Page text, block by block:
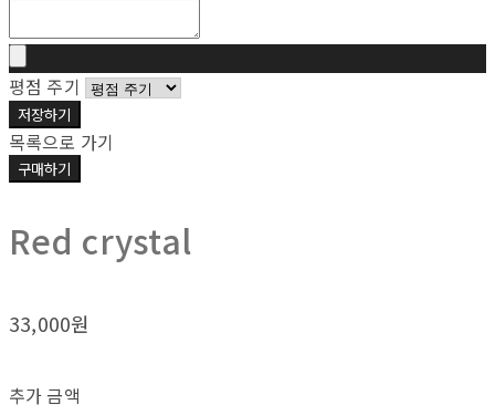
평점 주기
저장하기
목록으로 가기
구매하기
Red crystal
33,000원
추가 금액